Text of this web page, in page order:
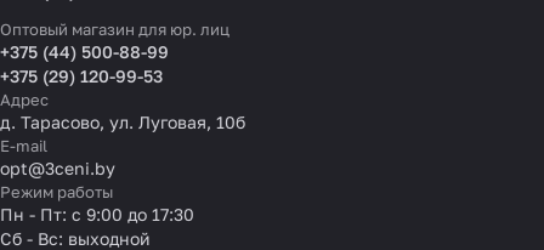
Оптовый магазин для юр. лиц
+375 (44) 500-88-99
+375 (29) 120-99-53
Адрес
д. Тарасово, ул. Луговая, 10б
E-mail
opt@3ceni.by
Режим работы
Пн - Пт: с 9:00 до 17:30
Сб - Вс: выходной